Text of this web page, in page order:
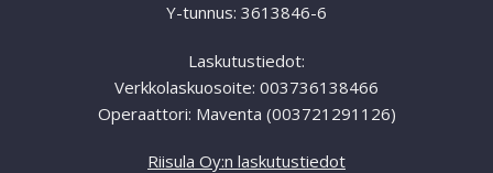
Y-tunnus: 3613846-6
Laskutustiedot:
Verkkolaskuosoite: 003736138466
Operaattori: Maventa (003721291126)
Riisula Oy:n laskutustiedot